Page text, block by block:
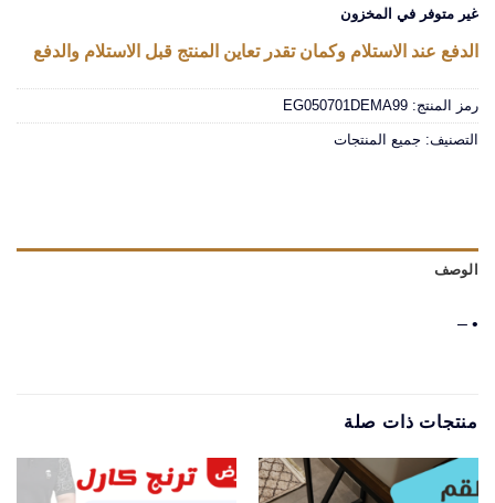
غير متوفر في المخزون
الدفع عند الاستلام وكمان تقدر تعاين المنتج قبل الاستلام والدفع
رمز المنتج: EG050701DEMA99
التصنيف: جميع المنتجات
الوصف
• –
منتجات ذات صلة